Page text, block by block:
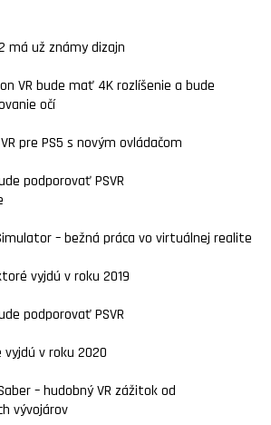
má už známy dizajn
VR bude mať 4K rozlíšenie a bude
očí
pre PS5 s novým ovládačom
podporovať PSVR
– bežná práca vo virtuálnej realite
vyjdú v roku 2019
podporovať PSVR
vyjdú v roku 2020
– hudobný VR zážitok od
vývojárov